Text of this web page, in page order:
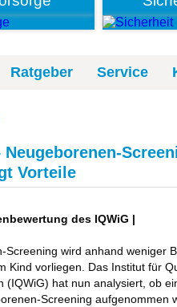
Ratgeber Service
Neugeborenen-
Vorteile
des IQWiG |
Screening wird anhand weniger
Kind vorliegen. Das Institut für
(IQWiG) hat nun analysiert, ob
Screening aufgenommen